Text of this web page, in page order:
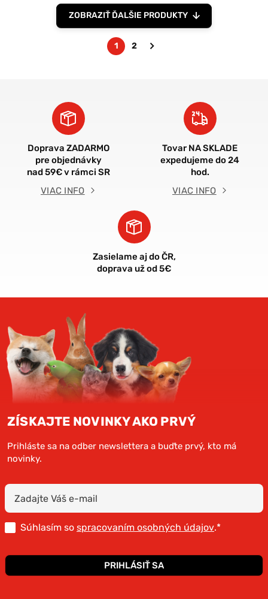
ZOBRAZIŤ ĎALŠIE PRODUKTY
1 2
Nasledujúca
Doprava ZADARMO
pre objednávky
nad 59€ v rámci SR
VIAC INFO
Tovar NA SKLADE
expedujeme do 24
hod.
VIAC INFO
Zasielame aj do ČR,
doprava už od 5€
ZÍSKAJTE NOVINKY AKO PRVÝ
Prihláste sa na odber newslettera a buďte prvý, kto má
novinky.
Súhlasím so spracovaním osobných údajov.*
PRIHLÁSIŤ SA